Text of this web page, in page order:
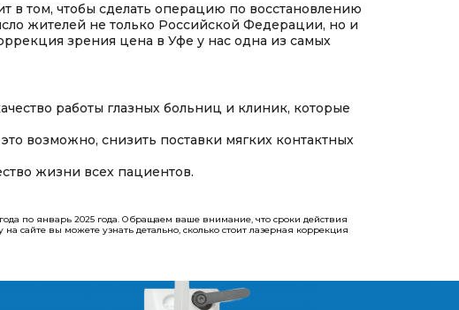
в том, чтобы сделать операцию по восстановлению
жителей не только Российской Федерации, но и
зрения цена в Уфе у нас одна из самых
работы глазных больниц и клиник, которые
возможно, снизить поставки мягких контактных
жизни всех пациентов.
по январь 2025 года. Обращаем ваше внимание, что сроки действия
сайте вы можете узнать детально, сколько стоит лазерная коррекция